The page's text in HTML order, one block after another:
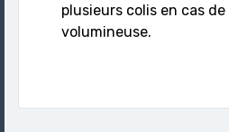
plusieurs colis en cas
volumineuse.